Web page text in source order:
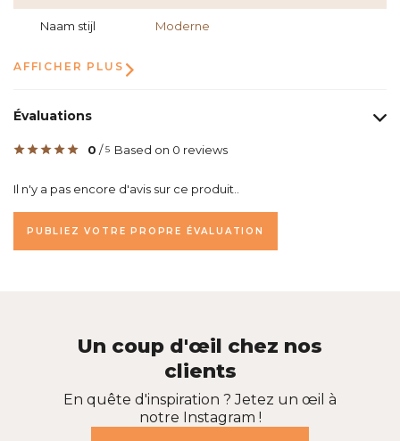
Naam stijl Moderne
AFFICHER PLUS
Évaluations
0 /5 Based on 0 reviews
Il n'y a pas encore d'avis sur ce produit..
PUBLIEZ VOTRE PROPRE ÉVALUATION
Un coup d'œil chez nos
clients
En quête d'inspiration ? Jetez un œil à
notre Instagram !